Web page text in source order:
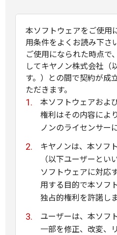
本ソフトウェアをご使用
用条件をよくお読み下さ
ご使用になられた時点で
してキヤノン株式会社（
す。）との間で契約が成
ただきます。
本ソフトウェアおよ
権利はその内容によ
ノンのライセンサー
キヤノンは、本ソフ
（以下ユーザーとい
ソフトウェアに対応
用する目的で本ソフ
独占的権利を許諾しま
ユーザーは、本ソフ
一部を修正、改変、